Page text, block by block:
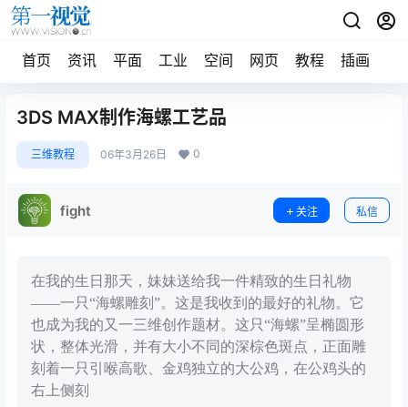
首页 资讯 平面 工业 空间 网页 教程 插画
3DS MAX制作海螺工艺品
三维教程 06年3月26日 0
fight 关注 私信
在我的生日那天，妹妹送给我一件精致的生日礼物
——一只“海螺雕刻”。这是我收到的最好的礼物。它
也成为我的又一三维创作题材。这只“海螺”呈椭圆形
状，整体光滑，并有大小不同的深棕色斑点，正面雕
刻着一只引喉高歌、金鸡独立的大公鸡，在公鸡头的
右上侧刻